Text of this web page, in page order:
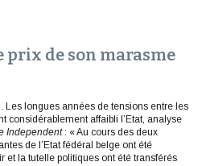
prix de son marasme
Les longues années de tensions entre les
considérablement affaibli l’Etat, analyse
Independent: « Au cours des deux
de l’Etat fédéral belge ont été
et la tutelle politiques ont été transférés